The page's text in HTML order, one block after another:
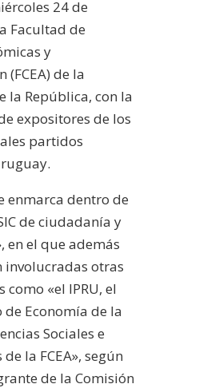
24 de
Facultad de
y
de la
la República, con la
expositores de los
partidos
enmarca dentro de
de ciudadanía y
en el que además
involucradas otras
como «el IPRU, el
Economía de la
Sociales e
la FCEA», según
de la Comisión